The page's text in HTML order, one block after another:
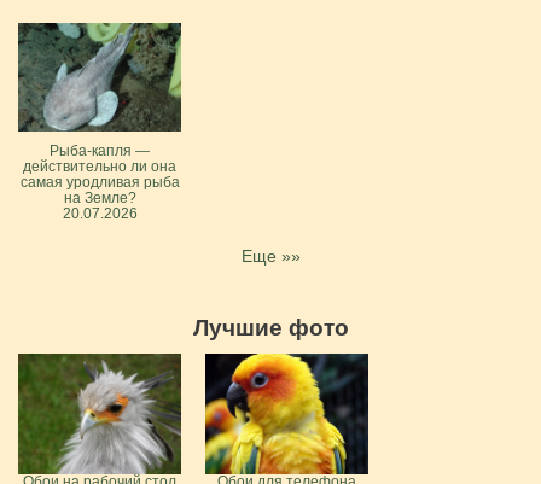
Рыба-капля —
действительно ли она
самая уродливая рыба
на Земле?
20.07.2026
Еще »»
Лучшие фото